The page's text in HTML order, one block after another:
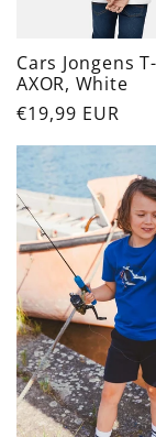
Cars Jongens
AXOR, White
Normaler
Preis
€19,99 EUR